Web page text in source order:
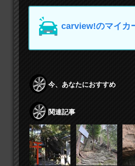
carview!のマイカ
今、あなたにおすすめ
関連記事